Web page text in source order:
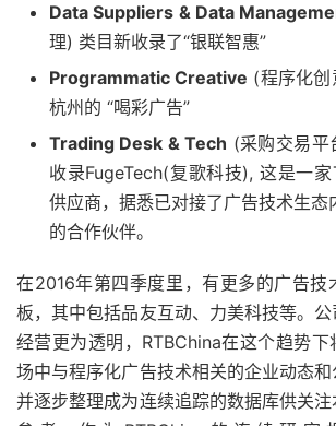
Data Suppliers & Data
理) 类目新收录了“银联智惠”
Programmatic Creative (程序化创
杭州的 “喝彩广告”
Trading Desk & Tech (采购交易平
收录FugeTech(复歌科技), 这是一
供应商，据悉已对接了广告技术生
的合作伙伴。
在2016年第四季度里，有更多的广告技
板，其中包括品友互动、力美科技等。
经营更为透明，RTBChina在这个趋势
场中与程序化广告技术相关的企业动态和
并逐步整理成为连续追踪的数据库供关